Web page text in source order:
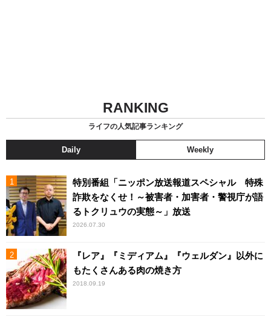
RANKING
ライフの人気記事ランキング
Daily Weekly
特別番組「ニッポン放送報道スペシャル 特殊
詐欺をなくせ！～被害者・加害者・警視庁が語
るトクリュウの実態～」放送
2026.07.30
『レア』『ミディアム』『ウェルダン』以外に
もたくさんある肉の焼き方
2018.09.19